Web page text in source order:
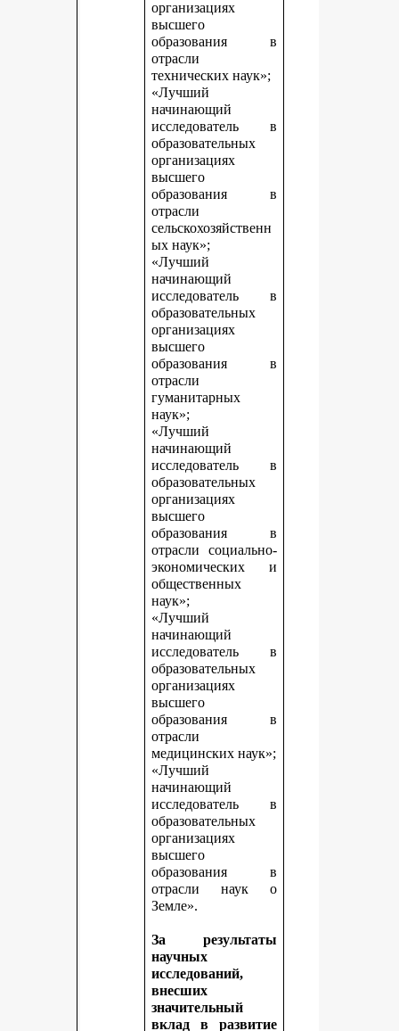
организациях
высшего
образования в
отрасли
технических наук»;
«Лучший
начинающий
исследователь в
образовательных
организациях
высшего
образования в
отрасли
сельскохозяйственн
ых наук»;
«Лучший
начинающий
исследователь в
образовательных
организациях
высшего
образования в
отрасли
гуманитарных
наук»;
«Лучший
начинающий
исследователь в
образовательных
организациях
высшего
образования в
отрасли социально-
экономических и
общественных
наук»;
«Лучший
начинающий
исследователь в
образовательных
организациях
высшего
образования в
отрасли
медицинских наук»;
«Лучший
начинающий
исследователь в
образовательных
организациях
высшего
образования в
отрасли наук о
Земле».
За результаты
научных
исследований,
внесших
значительный
вклад в развитие